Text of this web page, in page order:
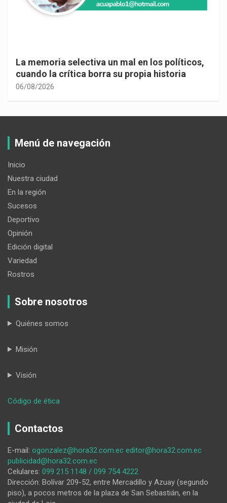
La memoria selectiva un mal en los políticos,
cuando la crítica borra su propia historia
06/08/2026
Menú de navegación
Inicio
Nuestra ciudad
En la región
Sucesos
Deportivo
Opinión
Edición digital
Variedad
Rostros
Sobre nosotros
Quiénes somos
Misión
Visión
Código de ética
sabe’
Contactos
E-mail: ogonzalez@hora32.com.ec editor@hora32.com.ec
publicidad@hora32.com.ec
Celulares: 099 215 1148 / 099 754 4222
Dirección: Bolívar 209-52, entre Mercadillo y Azuay (segundo
piso), a pocos metros de la plaza de San Sebastián, en la